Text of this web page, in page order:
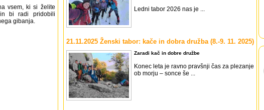
vsem, ki si želite
bi radi pridobili
gibanja.
Ledni tabor 2026 nas je ...
21.11.2025 Ženski tabor: kače in dobra družba (8.-9. 11. 2025)
Zaradi kač in dobre družbe
Konec leta je ravno pravšnji čas za plezanje
ob morju – sonce še ...